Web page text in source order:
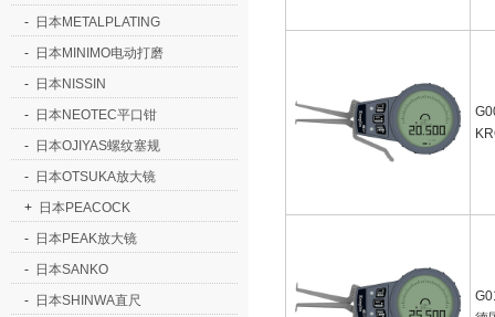
- 日本METALPLATING
- 日本MINIMO电动打磨
- 日本NISSIN
- 日本NEOTEC平口钳
- 日本OJIYAS螺纹塞规
- 日本OTSUKA放大镜
+ 日本PEACOCK
- 日本PEAK放大镜
- 日本SANKO
- 日本SHINWA直尺